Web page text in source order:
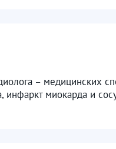
– медицинских
миокарда и